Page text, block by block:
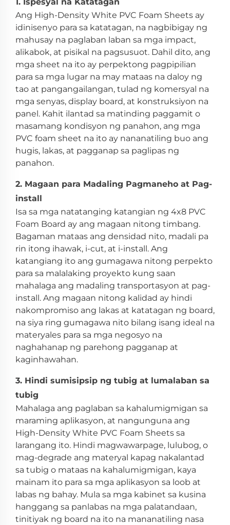
Ang High-Density White PVC Foam Sheets ay
idinisenyo para sa katatagan, na nagbibigay ng
mahusay na paglaban laban sa mga impact,
alikabok, at pisikal na pagsusuot. Dahil dito, ang
mga sheet na ito ay perpektong pagpipilian
para sa mga lugar na may mataas na daloy ng
tao at pangangailangan, tulad ng komersyal na
mga senyas, display board, at konstruksiyon na
panel. Kahit ilantad sa matinding paggamit o
masamang kondisyon ng panahon, ang mga
PVC foam sheet na ito ay nananatiling buo ang
hugis, lakas, at pagganap sa paglipas ng
panahon.
2. Magaan para Madaling Pagmaneho at Pag-
install
Isa sa mga natatanging katangian ng 4x8 PVC
Foam Board ay ang magaan nitong timbang.
Bagaman mataas ang densidad nito, madali pa
rin itong ihawak, i-cut, at i-install. Ang
katangiang ito ang gumagawa nitong perpekto
para sa malalaking proyekto kung saan
mahalaga ang madaling transportasyon at pag-
install. Ang magaan nitong kalidad ay hindi
nakompromiso ang lakas at katatagan ng board,
na siya ring gumagawa nito bilang isang ideal na
materyales para sa mga negosyo na
naghahanap ng parehong pagganap at
kaginhawahan.
3. Hindi sumisipsip ng tubig at lumalaban sa
tubig
Mahalaga ang paglaban sa kahalumigmigan sa
maraming aplikasyon, at nangunguna ang
High-Density White PVC Foam Sheets sa
larangang ito. Hindi magwawarpage, lulubog, o
mag-degrade ang materyal kapag nakalantad
sa tubig o mataas na kahalumigmigan, kaya
mainam ito para sa mga aplikasyon sa loob at
labas ng bahay. Mula sa mga kabinet sa kusina
hanggang sa panlabas na mga palatandaan,
tinitiyak ng board na ito na mananatiling nasa